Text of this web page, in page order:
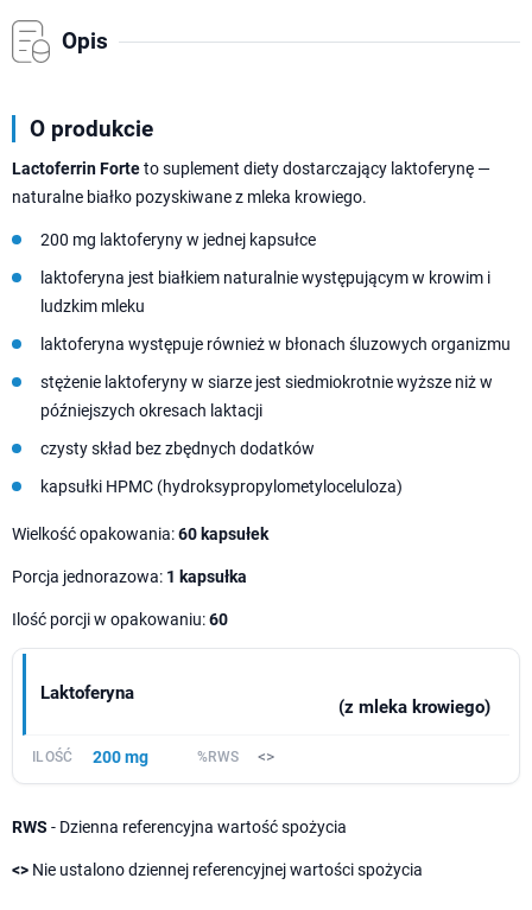
Opis
O produkcie
Lactoferrin Forteto suplement diety dostarczający laktoferynę —
naturalne białko pozyskiwane z mleka krowiego.
200 mg laktoferyny w jednej kapsułce
laktoferyna jest białkiem naturalnie występującym w krowim i
ludzkim mleku
laktoferyna występuje również w błonach śluzowych organizmu
stężenie laktoferyny w siarze jest siedmiokrotnie wyższe niż w
późniejszych okresach laktacji
czysty skład bez zbędnych dodatków
kapsułki HPMC (hydroksypropylometyloceluloza)
Wielkość opakowania:60 kapsułek
Porcja jednorazowa: 1 kapsułka
Ilość porcji w opakowaniu:60
Laktoferyna
(z mleka krowiego)
200 mg <>
RWS - Dzienna referencyjna wartość spożycia
<> Nie ustalono dziennej referencyjnej wartości spożycia